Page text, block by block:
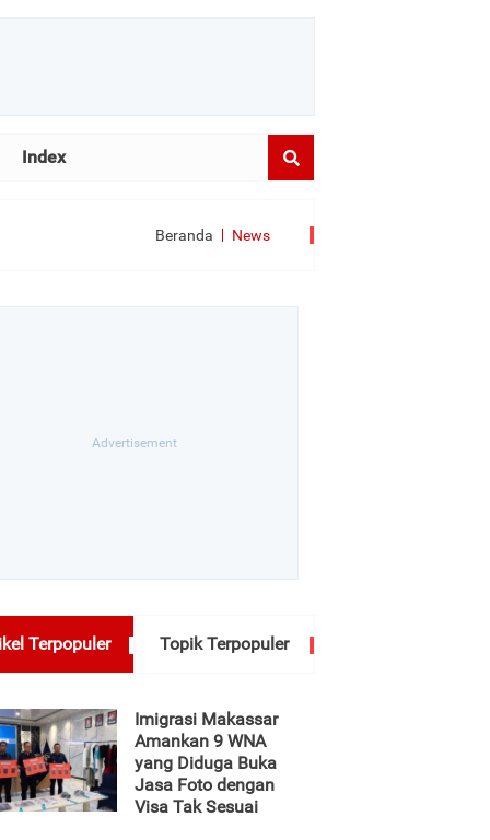
Index
Beranda News
Terpopuler Topik Terpopuler
Imigrasi Makassar
Amankan 9 WNA
yang Diduga Buka
Jasa Foto dengan
Visa Tak Sesuai